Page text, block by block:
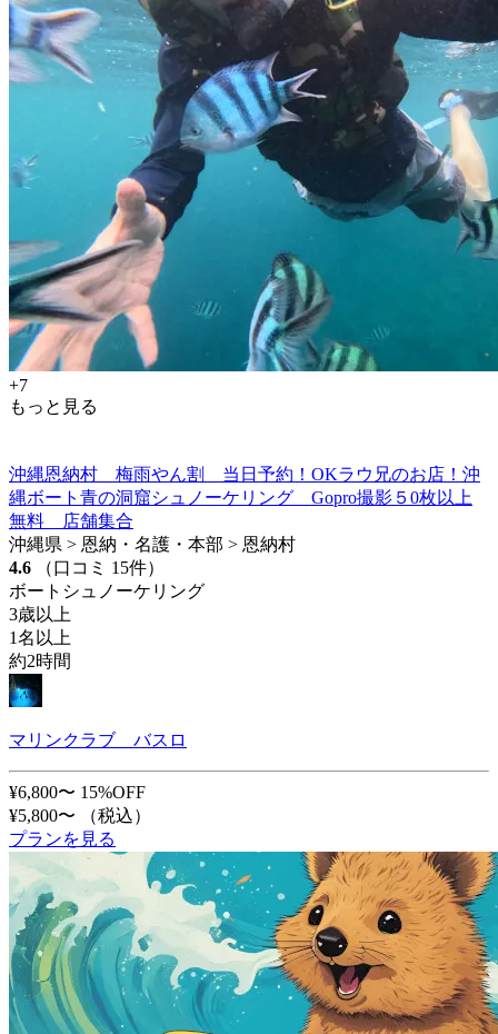
+7
もっと見る
沖縄恩納村 梅雨やん割 当日予約！OKラウ兄のお店！沖
縄ボート青の洞窟シュノーケリング Gopro撮影５0枚以上
無料 店舗集合
沖縄県 > 恩納・名護・本部 > 恩納村
4.6
（口コミ 15件）
ボートシュノーケリング
3歳以上
1名以上
約2時間
マリンクラブ バスロ
¥6,800〜 15%OFF
¥5,800〜
（税込）
プランを見る